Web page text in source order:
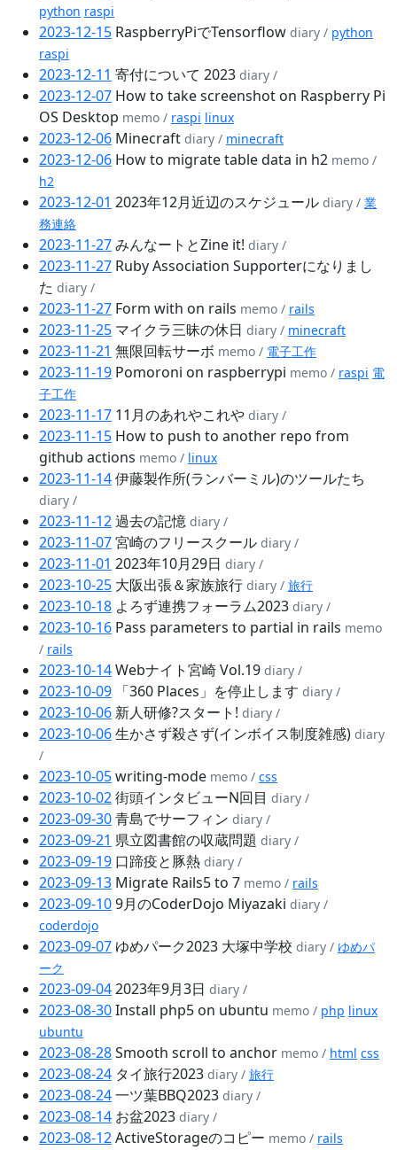
python raspi
2023-12-15 RaspberryPiでTensorflow diary / python
raspi
2023-12-11 寄付について 2023 diary /
2023-12-07 How to take screenshot on Raspberry Pi
OS Desktop memo / raspi linux
2023-12-06 Minecraft diary / minecraft
2023-12-06 How to migrate table data in h2 memo /
h2
2023-12-01 2023年12月近辺のスケジュール diary / 業
務連絡
2023-11-27みんなートとZine it! diary /
2023-11-27 Ruby Association Supporterになりまし
た diary /
2023-11-27 Form with on rails memo / rails
2023-11-25 マイクラ三昧の休日 diary / minecraft
2023-11-21 無限回転サーボ memo / 電子工作
2023-11-19 Pomoroni on raspberrypi memo / raspi 電
子工作
2023-11-17 11月のあれやこれや diary /
2023-11-15 How to push to another repo from
github actions memo / linux
2023-11-14伊藤製作所(ランバーミル)のツールたち
diary /
2023-11-12過去の記憶 diary /
2023-11-07宮崎のフリースクール diary /
2023-11-01 2023年10月29日 diary /
2023-10-25 大阪出張＆家族旅行 diary / 旅行
2023-10-18 よろず連携フォーラム2023 diary /
2023-10-16 Pass parameters to partial in rails memo
/ rails
2023-10-14Webナイト宮崎 Vol.19 diary /
2023-10-09 「360 Places」を停止します diary /
2023-10-06 新人研修?スタート! diary /
2023-10-06生かさず殺さず(インボイス制度雑感) diary
/
2023-10-05writing-mode memo / css
2023-10-02街頭インタビューN回目 diary /
2023-09-30青島でサーフィン diary /
2023-09-21 県立図書館の収蔵問題 diary /
2023-09-19 口蹄疫と豚熱 diary /
2023-09-13 Migrate Rails5 to 7 memo / rails
2023-09-109月のCoderDojo Miyazaki diary /
coderdojo
2023-09-07 ゆめパーク2023 大塚中学校 diary / ゆめパ
ーク
2023-09-042023年9月3日 diary /
2023-08-30Install php5 on ubuntu memo / php linux
ubuntu
2023-08-28Smooth scroll to anchor memo / html css
2023-08-24 タイ旅行2023 diary / 旅行
2023-08-24一ツ葉BBQ2023 diary /
2023-08-14 お盆2023 diary /
2023-08-12ActiveStorageのコピー memo / rails